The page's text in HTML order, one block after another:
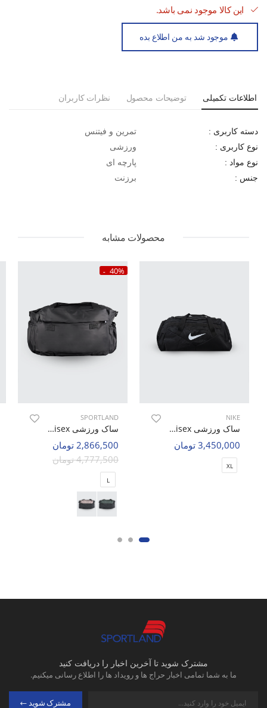
استفاده به عنوان ساک روزانه ورزشی
این کالا موجود نمی باشد.
موجود شد به من اطلاع بده
اطلاعات تکمیلی توضیحات محصول نظرات کاربران
دسته کاربری : تمرین و فیتنس
نوع کاربری : ورزشی
نوع مواد : پارچه ای
جنس : برزنت
محصولات مشابه
NIKE
ساک ورزشی Unisex نایک Nike Delta U
3,450,000 تومان
XL
40%
SPORTLAND
ساک ورزشی Unisex اسپورتلند Tybum U
2,866,500 تومان
4,777,500 تومان
L
مشترک شوید تا آخرین اخبار را دریافت کنید
ما به شما تمامی اخبار حراج ها و رویداد ها را اطلاع رسانی میکنیم.
مشترک شوید